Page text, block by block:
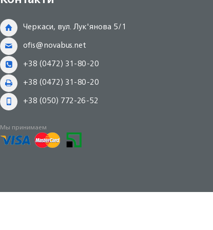
Черкаси, вул. Лук'янова 5/1
ofis@novabus.net
+38 (0472) 31-80-20
+38 (0472) 31-80-20
+38 (050) 772-26-52
Мы принимаем